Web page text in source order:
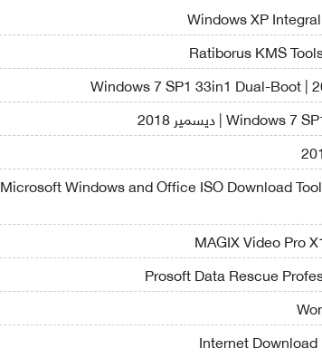
تحميل برنامج تحميل الويندوز والاوفيس من ميكروسوفت | Microsoft Windows and Office ISO Download Tool